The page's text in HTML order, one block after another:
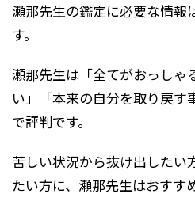
瀬那先生の鑑定に必要な情報
す。
瀬那先生は「全てがおっしゃ
い」「本来の自分を取り戻す
で評判です。
苦しい状況から抜け出したい
たい方に、瀬那先生はおすす